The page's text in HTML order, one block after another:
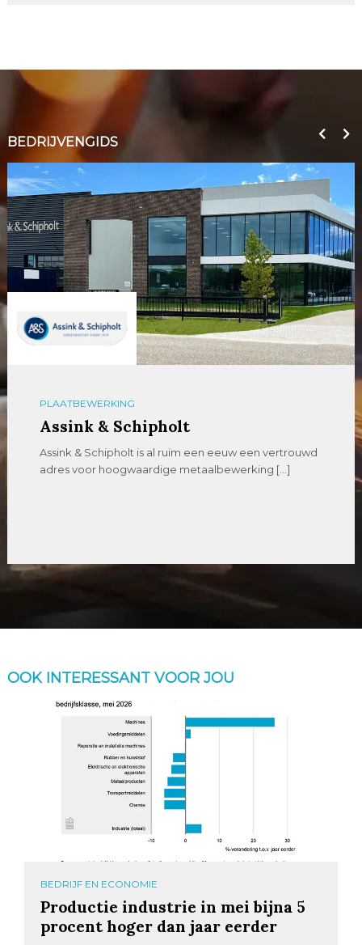
BEDRIJVENGIDS
PLAATBEWERKING
Assink & Schipholt
Assink & Schipholt is al ruim een eeuw een vertrouwd
adres voor hoogwaardige metaalbewerking […]
OOK INTERESSANT VOOR JOU
BEDRIJF EN ECONOMIE
Productie industrie in mei bijna 5
procent hoger dan jaar eerder